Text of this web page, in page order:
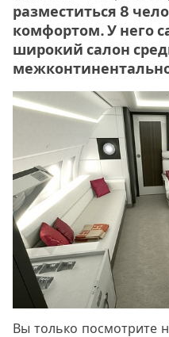
разместиться 8
комфортом. У него
широкий салон
Вы только посмотрите